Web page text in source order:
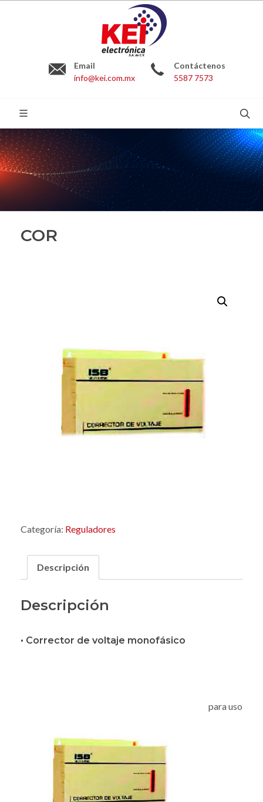
Email
info@kei.com.mx
Contáctenos
5587 7573
COR
Categoría: Reguladores
Descripción
Descripción
• Corrector de voltaje monofásico
para uso